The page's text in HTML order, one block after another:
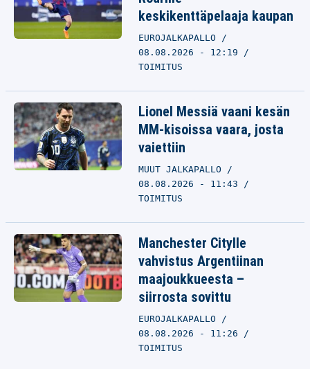
keskikenttäpelaaja kaupan
EUROJALKAPALLO
08.08.2026 - 12:19
TOIMITUS
Lionel Messiä vaani kesän
MM-kisoissa vaara, josta
vaiettiin
MUUT JALKAPALLO
08.08.2026 - 11:43
TOIMITUS
Manchester Citylle
vahvistus Argentiinan
maajoukkueesta –
siirrosta sovittu
EUROJALKAPALLO
08.08.2026 - 11:26
TOIMITUS